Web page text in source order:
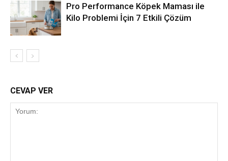
Pro Performance Köpek Maması ile
Kilo Problemi İçin 7 Etkili Çözüm
CEVAP VER